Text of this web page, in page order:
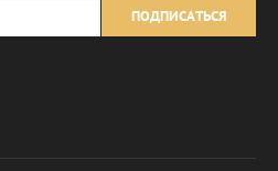
ПОДПИСАТЬСЯ